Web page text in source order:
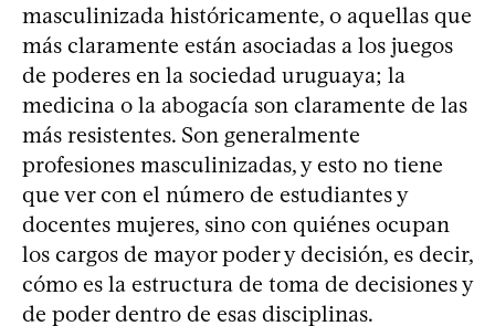
masculinizada históricamente, o aquellas que
más claramente están asociadas a los juegos
de poderes en la sociedad uruguaya; la
medicina o la abogacía son claramente de las
más resistentes. Son generalmente
profesiones masculinizadas, y esto no tiene
que ver con el número de estudiantes y
docentes mujeres, sino con quiénes ocupan
los cargos de mayor poder y decisión, es decir,
cómo es la estructura de toma de decisiones y
de poder dentro de esas disciplinas.